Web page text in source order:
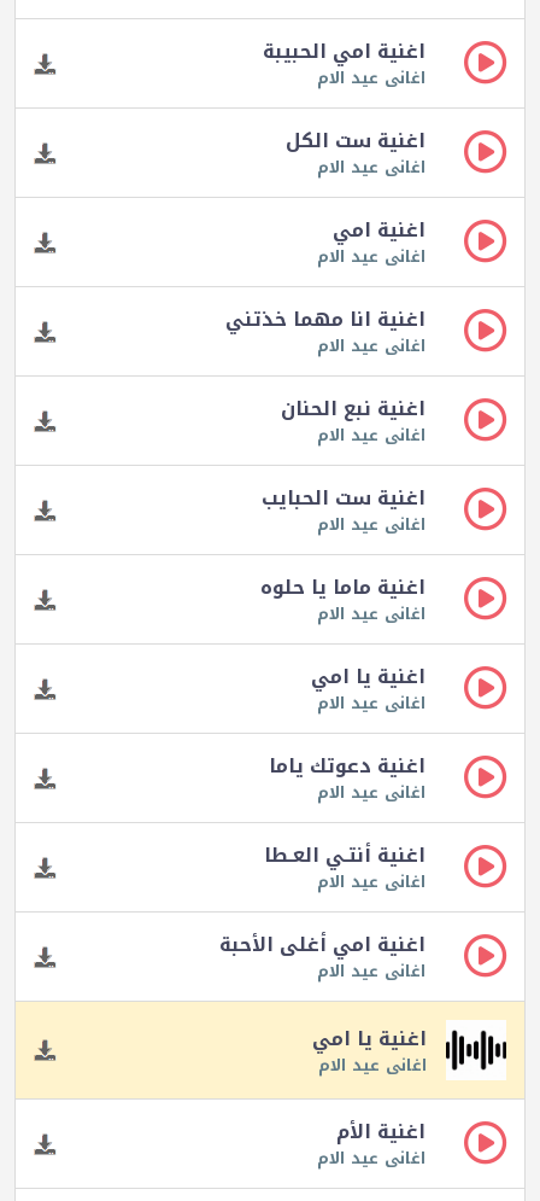
اغنية امي الحبيبة
اغانى عيد الام
اغنية ست الكل
اغانى عيد الام
اغنية امي
اغانى عيد الام
اغنية انا مهما خذتني
اغانى عيد الام
اغنية نبع الحنان
اغانى عيد الام
اغنية ست الحبايب
اغانى عيد الام
اغنية ماما يا حلوه
اغانى عيد الام
اغنية يا امي
اغانى عيد الام
اغنية دعوتك ياما
اغانى عيد الام
اغنية أنتـي العـطا
اغانى عيد الام
اغنية امي أغلى الأحبة
اغانى عيد الام
اغنية يا امي
اغانى عيد الام
اغنية الأم
اغانى عيد الام